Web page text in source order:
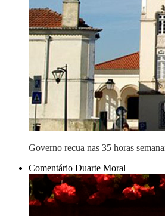
Governo recua nas 35 horas
Comentário Duarte Moral